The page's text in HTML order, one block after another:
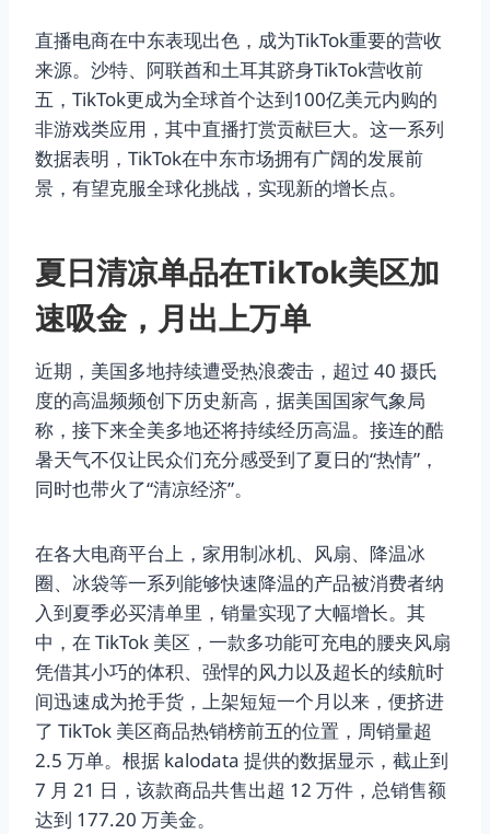
直播电商在中东表现出色，成为TikTok重要的营收
来源。沙特、阿联酋和土耳其跻身TikTok营收前
五，TikTok更成为全球首个达到100亿美元内购的
非游戏类应用，其中直播打赏贡献巨大。这一系列
数据表明，TikTok在中东市场拥有广阔的发展前
景，有望克服全球化挑战，实现新的增长点。
夏日清凉单品在TikTok美区加
速吸金，月出上万单
近期，美国多地持续遭受热浪袭击，超过 40 摄氏
度的高温频频创下历史新高，据美国国家气象局
称，接下来全美多地还将持续经历高温。接连的酷
暑天气不仅让民众们充分感受到了夏日的“热情”，
同时也带火了“清凉经济”。
在各大电商平台上，家用制冰机、风扇、降温冰
圈、冰袋等一系列能够快速降温的产品被消费者纳
入到夏季必买清单里，销量实现了大幅增长。其
中，在 TikTok 美区，一款多功能可充电的腰夹风扇
凭借其小巧的体积、强悍的风力以及超长的续航时
间迅速成为抢手货，上架短短一个月以来，便挤进
了 TikTok 美区商品热销榜前五的位置，周销量超
2.5 万单。根据 kalodata 提供的数据显示，截止到
7 月 21 日，该款商品共售出超 12 万件，总销售额
达到 177.20 万美金。